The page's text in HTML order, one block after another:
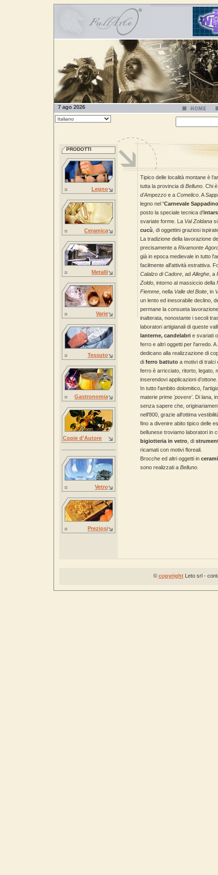
7 ago 2026
PRODOTTI
Legno
Ceramica
Metalli
Varie
Tessuto
Gastronomia
Copie d'Autore
Vetro
Preziosi
Tipico delle località montane è
tutta la provincia di Belluno . Chi
d'Ampezzo e a Comelico . A
legno nel 'Carnevale
posto la speciale tecnica d'
svariate forme. La Val Zoldana
cucù , di oggettini graziosi
La tradizione della lavorazione
precisamente a Rivamonte
già in epoca medievale in tutto
facilmente all'attività estrattiva.
Calalzo di Cadore , ad Alleghe , a
Zoldo , intorno al massiccio della
Fiemme , nella Valle del Boite , in
un lento ed inesorabile declino,
permane la consueta
inalterata, nonostante i secoli
laboratori artigianali di queste
lanterne, candelabri e svariati
ferro e altri oggetti per l'arredo. A
dedicano alla realizzazione di
di ferro battuto a motivi di tralci
ferro è arricciato, ritorto, legato,
inserendovi applicazioni
In tutto l'ambito dolomitico,
materie prime 'povere'. Di lana,
senza sapere che,
nell'800, grazie all'ottima
fino a divenire abito tipico delle
bellunese troviamo laboratori in
bigiotteria in vetro , di
ricamati con motivi floreali.
Brocche ed altri oggetti in
sono realizzati a Belluno
© copyrightLeto srl -